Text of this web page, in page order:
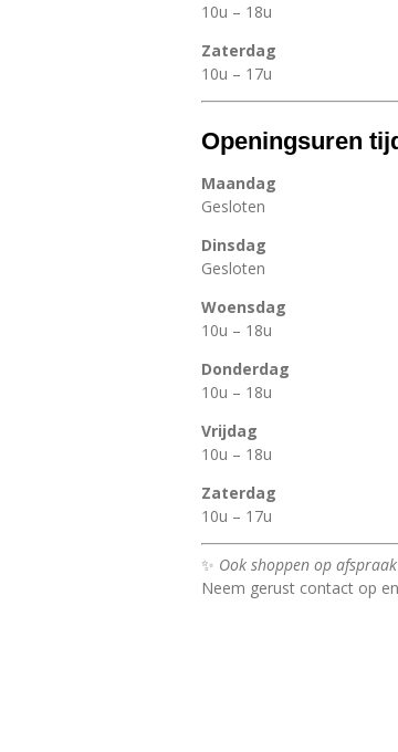
10u – 18u
Zaterdag
10u – 17u
Openingsuren
Maandag
Gesloten
Dinsdag
Gesloten
Woensdag
10u – 18u
Donderdag
10u – 18u
Vrijdag
10u – 18u
Zaterdag
10u – 17u
✨ Ook shoppen op
Neem gerust contact op